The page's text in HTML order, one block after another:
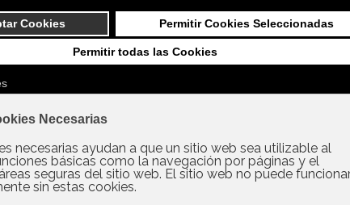
es otra cosa que un grupo de profesionales
es decir vendedores con compradores, por lo
compradores, cuanto mas grande sea la
vendran por tu vivienda. Siendo nuestra